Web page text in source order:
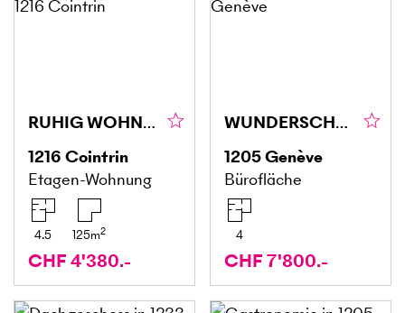
RUHIG WOHNEN MIT 1'400 M² GARTEN
1216 Cointrin
Etagen-Wohnung
4.5 125m2
CHF 4'380.-
WUNDERSCHÖNE FLÄCHE VON CA. 160 M² IN GENF (1205)
1205Genève
Bürofläche
4
CHF 7'800.-